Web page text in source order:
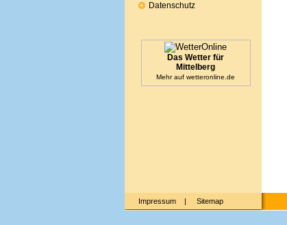
Datenschutz
Das Wetter für
Mittelberg
Mehr auf wetteronline.de
Impressum | Sitemap